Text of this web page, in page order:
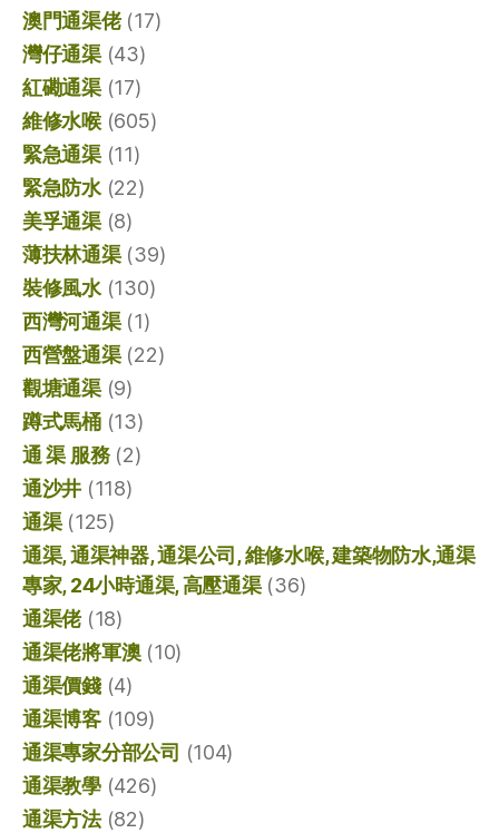
澳門通渠佬(17)
灣仔通渠(43)
紅磡通渠(17)
維修水喉(605)
緊急通渠(11)
緊急防水(22)
美孚通渠(8)
薄扶林通渠(39)
裝修風水(130)
西灣河通渠(1)
西營盤通渠(22)
觀塘通渠(9)
蹲式馬桶(13)
通 渠 服務(2)
通沙井 (118)
通渠(125)
通渠, 通渠神器, 通渠公司, 維修水喉, 建築物防水,通渠
專家, 24小時通渠, 高壓通渠(36)
通渠佬(18)
通渠佬將軍澳(10)
通渠價錢(4)
通渠博客(109)
通渠專家分部公司 (104)
通渠教學(426)
通渠方法(82)